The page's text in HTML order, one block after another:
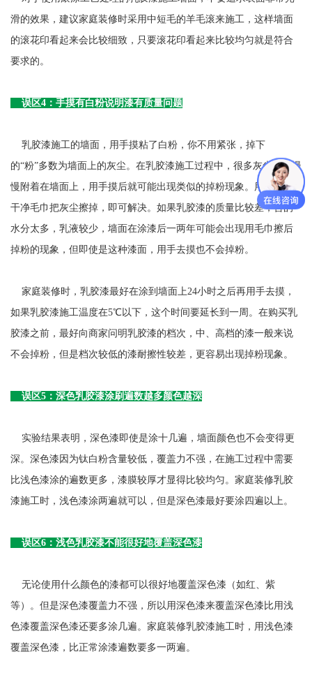
滑的效果，建议家庭装修时采用中短毛的羊毛滚来施工，这样墙面
的滚花印看起来会比较细致，只要滚花印看起来比较均匀就是符合
要求的。
误区4：手摸有白粉说明漆有质量问题
乳胶漆施工的墙面，用手摸粘了白粉，你不用紧张，掉下
的“粉”多数为墙面上的灰尘。在乳胶漆施工过程中，很多灰尘都会慢
慢附着在墙面上，用手摸后就可能出现类似的掉粉现象。用掸子或
干净毛巾把灰尘擦掉，即可解决。如果乳胶漆的质量比较差，含的
水分太多，乳液较少，墙面在涂漆后一两年可能会出现用毛巾擦后
掉粉的现象，但即使是这种漆面，用手去摸也不会掉粉。
家庭装修时，乳胶漆最好在涂到墙面上24小时之后再用手去摸，
如果乳胶漆施工温度在5℃以下，这个时间要延长到一周。在购买乳
胶漆之前，最好向商家问明乳胶漆的档次，中、高档的漆一般来说
不会掉粉，但是档次较低的漆耐擦性较差，更容易出现掉粉现象。
误区5：深色乳胶漆涂刷遍数越多颜色越深
实验结果表明，深色漆即使是涂十几遍，墙面颜色也不会变得更
深。深色漆因为钛白粉含量较低，覆盖力不强，在施工过程中需要
比浅色漆涂的遍数更多，漆膜较厚才显得比较均匀。家庭装修乳胶
漆施工时，浅色漆涂两遍就可以，但是深色漆最好要涂四遍以上。
误区6：浅色乳胶漆不能很好地覆盖深色漆
无论使用什么颜色的漆都可以很好地覆盖深色漆（如红、紫
等）。但是深色漆覆盖力不强，所以用深色漆来覆盖深色漆比用浅
色漆覆盖深色漆还要多涂几遍。家庭装修乳胶漆施工时，用浅色漆
覆盖深色漆，比正常涂漆遍数要多一两遍。